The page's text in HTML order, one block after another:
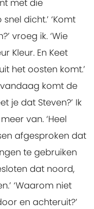
met die
dicht.’ ‘Komt
vroeg ik. ‘Wie
Kleur. En Keet
het oosten komt.’
komt de
je dat Steven?’ Ik
van. ‘Heel
afgesproken dat
te gebruiken
dat noord,
‘Waarom niet
en achteruit?’